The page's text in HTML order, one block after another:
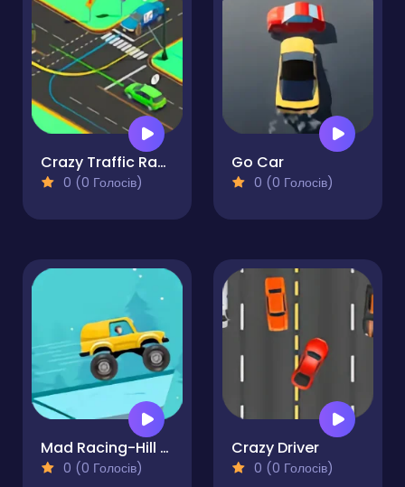
Crazy Traffic Racer Online
0 (0 Голосів)
Go Car
0 (0 Голосів)
Mad Racing-Hill Climb
0 (0 Голосів)
Crazy Driver
0 (0 Голосів)